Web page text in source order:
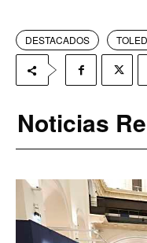
DESTACADOS
Noticias